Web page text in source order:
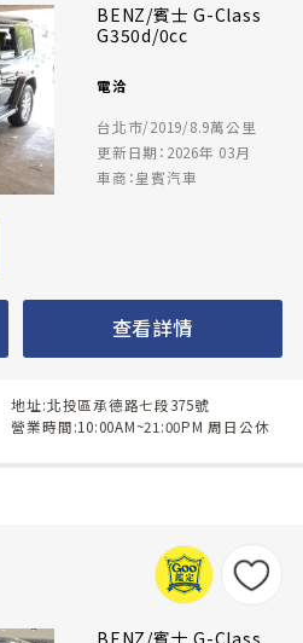
BENZ/賓士 G-Class
G350d/0cc
電洽
台北市/2019/8.9萬公里
更新日期：2026年 03月
車商：皇賓汽車
查看詳情
地址:北投區承德路七段375號
營業時間:10:00AM~21:00PM 周日公休
BENZ/賓士 G-Class